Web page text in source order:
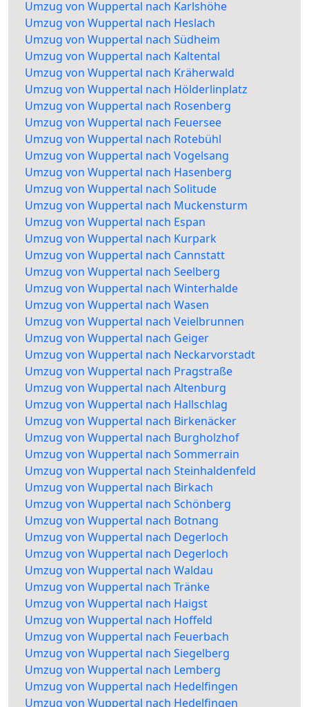
Umzug von Wuppertal nach Karlshöhe
Umzug von Wuppertal nach Heslach
Umzug von Wuppertal nach Südheim
Umzug von Wuppertal nach Kaltental
Umzug von Wuppertal nach Kräherwald
Umzug von Wuppertal nach Hölderlinplatz
Umzug von Wuppertal nach Rosenberg
Umzug von Wuppertal nach Feuersee
Umzug von Wuppertal nach Rotebühl
Umzug von Wuppertal nach Vogelsang
Umzug von Wuppertal nach Hasenberg
Umzug von Wuppertal nach Solitude
Umzug von Wuppertal nach Muckensturm
Umzug von Wuppertal nach Espan
Umzug von Wuppertal nach Kurpark
Umzug von Wuppertal nach Cannstatt
Umzug von Wuppertal nach Seelberg
Umzug von Wuppertal nach Winterhalde
Umzug von Wuppertal nach Wasen
Umzug von Wuppertal nach Veielbrunnen
Umzug von Wuppertal nach Geiger
Umzug von Wuppertal nach Neckarvorstadt
Umzug von Wuppertal nach Pragstraße
Umzug von Wuppertal nach Altenburg
Umzug von Wuppertal nach Hallschlag
Umzug von Wuppertal nach Birkenäcker
Umzug von Wuppertal nach Burgholzhof
Umzug von Wuppertal nach Sommerrain
Umzug von Wuppertal nach Steinhaldenfeld
Umzug von Wuppertal nach Birkach
Umzug von Wuppertal nach Schönberg
Umzug von Wuppertal nach Botnang
Umzug von Wuppertal nach Degerloch
Umzug von Wuppertal nach Degerloch
Umzug von Wuppertal nach Waldau
Umzug von Wuppertal nach Tränke
Umzug von Wuppertal nach Haigst
Umzug von Wuppertal nach Hoffeld
Umzug von Wuppertal nach Feuerbach
Umzug von Wuppertal nach Siegelberg
Umzug von Wuppertal nach Lemberg
Umzug von Wuppertal nach Hedelfingen
Umzug von Wuppertal nach Hedelfingen